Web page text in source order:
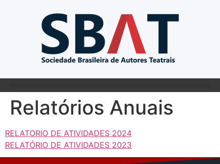
Relatórios Anuais
RELATORIO DE ATIVIDADES 2024
RELATÓRIO DE ATIVIDADES 2023